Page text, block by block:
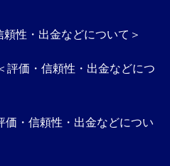
性・出金などについて＞
評価・信頼性・出金などにつ
価・信頼性・出金などについ